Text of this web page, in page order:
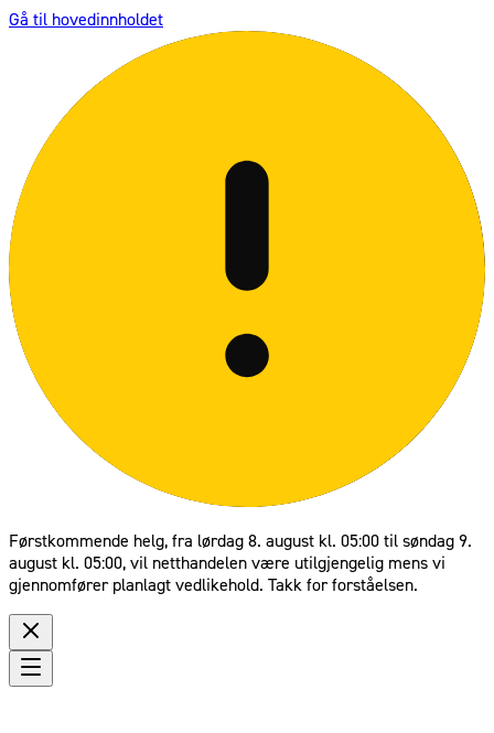
Gå til hovedinnholdet
Førstkommende helg, fra lørdag 8. august kl. 05:00 til søndag 9.
august kl. 05:00, vil netthandelen være utilgjengelig mens vi
gjennomfører planlagt vedlikehold. Takk for forståelsen.